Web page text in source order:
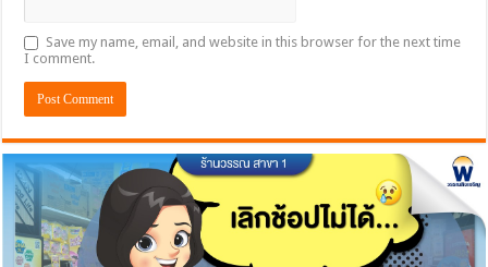
Save my name, email, and website in this browser for the next time
I comment.